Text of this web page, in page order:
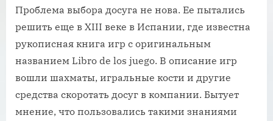
Проблема выбора досуга не нова. Ее пытались
решить еще в XIII веке в Испании, где известна
рукописная книга игр c оригинальным
названием Libro de los juego. В описание игр
вошли шахматы, игральные кости и другие
средства скоротать досуг в компании. Бытует
мнение, что пользовались такими знаниями